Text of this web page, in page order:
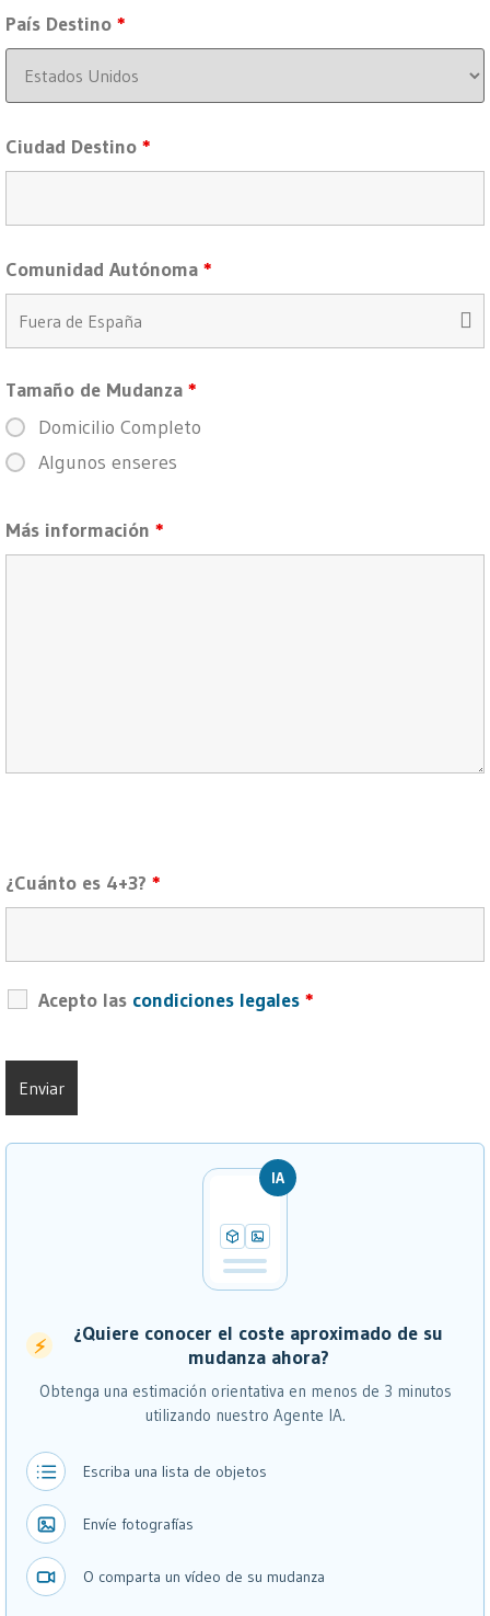
País Destino *
Ciudad Destino *
Comunidad Autónoma *
Tamaño de Mudanza *
Domicilio Completo
Algunos enseres
Más información *
¿Cuánto es 4+3? *
Acepto las condiciones legales *
IA
⚡
¿Quiere conocer el coste aproximado de su
mudanza ahora?
Obtenga una estimación orientativa en menos de 3 minutos
utilizando nuestro Agente IA.
Escriba una lista de objetos
Envíe fotografías
O comparta un vídeo de su mudanza